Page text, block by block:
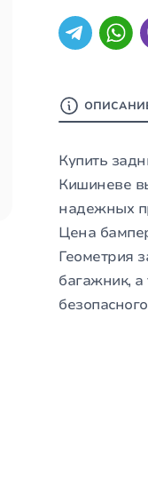
Купить
Кишиневе
надежных
Цена
Геометрия
багажник, а